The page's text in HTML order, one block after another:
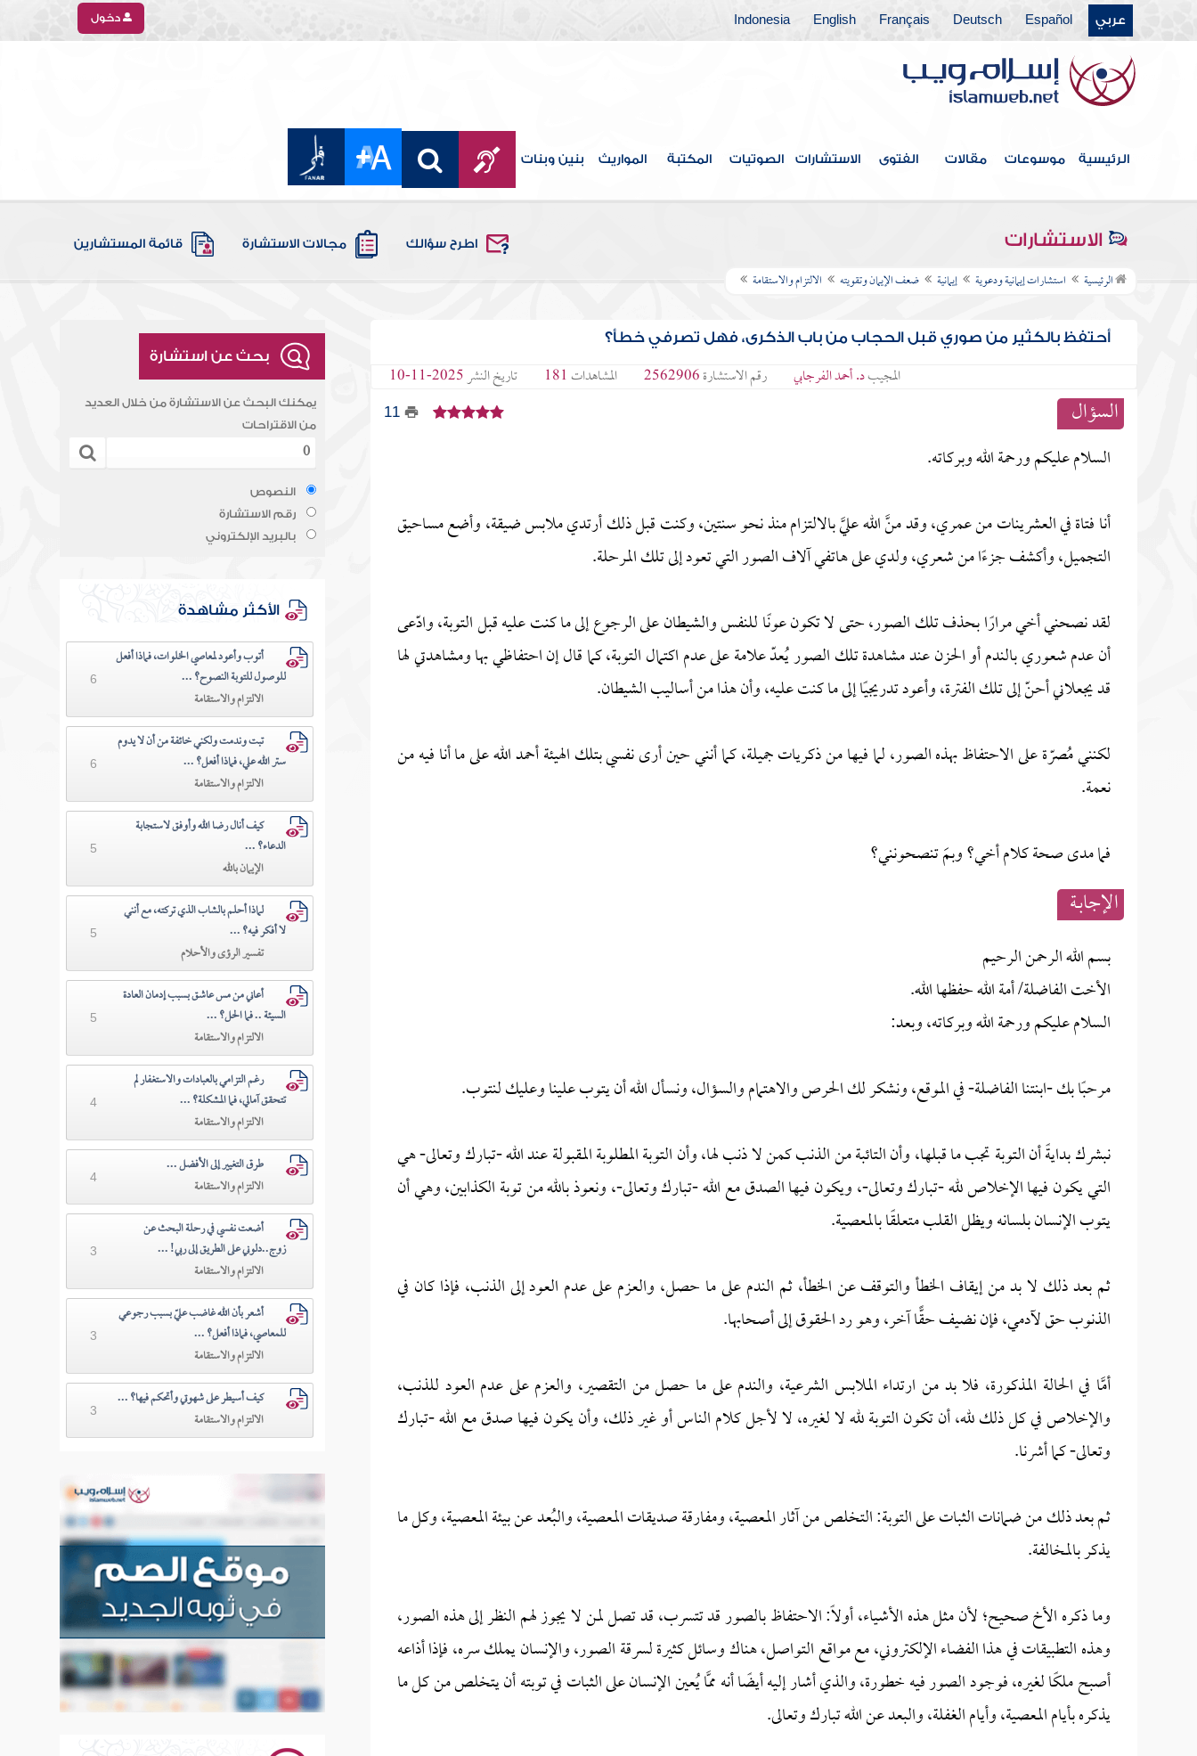
عربي Español
Deutsch
Français
English
Indonesia دخول
الرئيسية موسوعات مقالات الفتوى الاستشارات الصوتيات المكتبة المواريث بنين وبنات
الاستشارات اطرح سؤالك مجالات الاستشارة قائمة المستشارين
الرئيسية استشارات إيمانية ودعوية إيمانية ضعف الإيمان وتقويته الالتزام والاستقامة
أحتفظ بالكثير من صوري قبل الحجاب من باب الذكرى، فهل تصرفي خطأ؟
المجيبد. أحمد الفرجابي رقم الاستشارة2562906 المشاهدات181 تاريخ النشر2025-11-10
السؤال 11
السلام عليكم ورحمة الله وبركاته.
أنا فتاة في العشرينات من عمري، وقد منَّ الله عليَّ بالالتزام منذ نحو سنتين، وكنت قبل ذلك أرتدي ملابس ضيقة، وأضع مساحيق
التجميل، وأكشف جزءًا من شعري، ولدي على هاتفي آلاف الصور التي تعود إلى تلك المرحلة.
لقد نصحني أخي مرارًا بحذف تلك الصور، حتى لا تكون عونًا للنفس والشيطان على الرجوع إلى ما كنت عليه قبل التوبة، وادّعى
أن عدم شعوري بالندم أو الحزن عند مشاهدة تلك الصور يُعدّ علامة على عدم اكتمال التوبة، كما قال إن احتفاظي بها ومشاهدتي لها
قد يجعلاني أحنّ إلى تلك الفترة، وأعود تدريجيًا إلى ما كنت عليه، وأن هذا من أساليب الشيطان.
لكنني مُصرّة على الاحتفاظ بهذه الصور، لما فيها من ذكريات جميلة، كما أنني حين أرى نفسي بتلك الهيئة أحمد الله على ما أنا فيه من
نعمة.
فما مدى صحة كلام أخي؟ وبمَ تنصحونني؟
الإجابــة
بسم الله الرحمن الرحيم
الأخت الفاضلة/ أمة الله حفظها الله.
السلام عليكم ورحمة الله وبركاته، وبعد:
مرحبًا بك -ابنتنا الفاضلة- في الموقع، ونشكر لك الحرص والاهتمام والسؤال، ونسأل الله أن يتوب علينا وعليك لنتوب.
نبشرك بدايةً أن التوبة تجب ما قبلها، وأن التائبة من الذنب كمن لا ذنب لها، وأن التوبة المطلوبة المقبولة عند الله -تبارك وتعالى- هي
التي يكون فيها الإخلاص لله -تبارك وتعالى-، ويكون فيها الصدق مع الله -تبارك وتعالى-، ونعوذ بالله من توبة الكذابين، وهي أن
يتوب الإنسان بلسانه ويظل القلب متعلقًا بالمعصية.
ثم بعد ذلك لا بد من إيقاف الخطأ والتوقف عن الخطأ، ثم الندم على ما حصل، والعزم على عدم العود إلى الذنب، فإذا كان في
الذنوب حق لآدمي، فإن نضيف حقًّا آخر، وهو رد الحقوق إلى أصحابها.
أمَّا في الحالة المذكورة، فلا بد من ارتداء الملابس الشرعية، والندم على ما حصل من التقصير، والعزم على عدم العود للذنب،
والإخلاص في كل ذلك لله، أن تكون التوبة لله لا لغيره، لا لأجل كلام الناس أو غير ذلك، وأن يكون فيها صدق مع الله -تبارك
وتعالى- كما أشرنا.
ثم بعد ذلك من ضمانات الثبات على التوبة: التخلص من آثار المعصية، ومفارقة صديقات المعصية، والبُعد عن بيئة المعصية، وكل ما
يذكر بالمخالفة.
وما ذكره الأخ صحيح؛ لأن مثل هذه الأشياء، أولاً: الاحتفاظ بالصور قد تتسرب، قد تصل لمن لا يجوز لهم النظر إلى هذه الصور،
وهذه التطبيقات في هذا الفضاء الإلكتروني، مع مواقع التواصل، هناك وسائل كثيرة لسرقة الصور، والإنسان يملك سره، فإذا أذاعه
أصبح ملكًا لغيره، فوجود الصور فيه خطورة، والذي أشار إليه أيضًا أنه ممَّا يُعين الإنسان على الثبات في توبته أن يتخلص من كل ما
يذكره بأيام المعصية، وأيام الغفلة، والبعد عن الله تبارك وتعالى.
بحث عن استشارة
يمكنك البحث عن الاستشارة من خلال العديد
من الاقتراحات
النصوص
رقم الاستشارة
بالبريد الإلكتروني
الأكثر مشاهدة
أتوب وأعود لمعاصي الخلوات، فماذا أفعل
للوصول للتوبة النصوح؟ ...
الالتزام والاستقامة
6
تبت وندمت ولكني خائفة من أن لا يدوم
ستر الله علي، فماذا أفعل؟ ...
الالتزام والاستقامة
6
كيف أنال رضا الله وأوفق لاستجابة
الدعاء؟ ...
الإيمان بالله
5
لماذا أحلم بالشاب الذي تركته، مع أنني
لا أفكر فيه؟ ...
تفسير الرؤى والأحلام
5
أعاني من مس عاشق بسبب إدمان العادة
السيئة .. فما الحل؟ ...
الالتزام والاستقامة
5
رغم التزامي بالعبادات والاستغفار لم
تتحقق آمالي، فما المشكلة؟ ...
الالتزام والاستقامة
4
طرق التغيير إلى الأفضل ...
الالتزام والاستقامة
4
أضعت نفسي في رحلة البحث عن
زوج..دلوني على الطريق إلى ربي! ...
الالتزام والاستقامة
3
أشعر بأن الله غاضب عليّ بسبب رجوعي
للمعاصي، فماذا أفعل؟ ...
الالتزام والاستقامة
3
كيف أسيطر على شهوتي وأتحكم فيها؟ ...
الالتزام والاستقامة
3